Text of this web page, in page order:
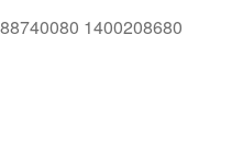
1400208680